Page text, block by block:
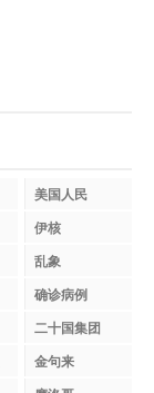
美国人民
伊核
乱象
确诊病例
二十国集团
金句来